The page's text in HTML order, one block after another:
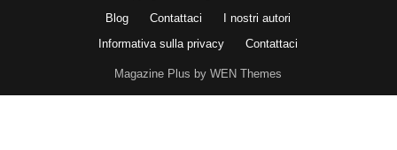
Blog
Contattaci
I nostri autori
Informativa sulla privacy
Contattaci
Magazine Plus by WEN Themes